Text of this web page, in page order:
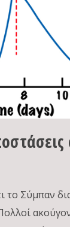
το Σύμπαν